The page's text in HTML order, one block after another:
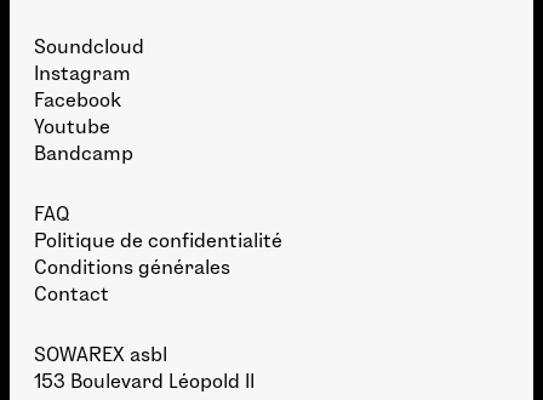
Soundcloud
Instagram
Facebook
Youtube
Bandcamp
FAQ
Politique de confidentialité
Conditions générales
Contact
SOWAREX asbl
153 Boulevard Léopold II